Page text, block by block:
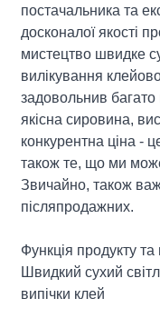
постачальника та
досконалої якості
мистецтво швидке
вилікування
задовольнив багато
якісна сировина,
конкурентна ціна -
також те, що ми
Звичайно, також
післяпродажних.
Функція продукту
Швидкий сухий
випічки клей